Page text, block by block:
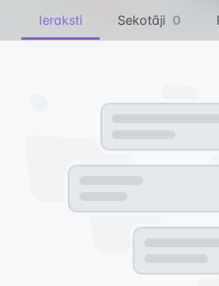
Ieraksti Sekotāji 0